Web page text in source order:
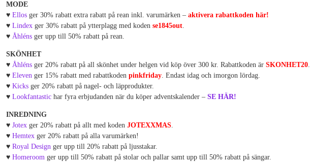
MODE
♥ Ellos ger 30% rabatt extra rabatt på rean inkl. varumärken – aktivera rabattkoden här!
♥ Lindex ger 30% rabatt på ytterplagg med koden se1845out.
♥ Åhléns ger upp till 50% rabatt på rean.
SKÖNHET
♥ Åhléns ger 20% rabatt på all skönhet under helgen vid köp över 300 kr. Rabattkoden är SKONHET20.
♥ Eleven ger 15% rabatt med rabattkoden pinkfriday. Endast idag och imorgon lördag.
♥ Kicks ger 20% rabatt på nagel- och läpprodukter.
♥ Lookfantastic har fyra erbjudanden när du köper adventskalender – SE HÄR!
INREDNING
♥ Jotex ger 20% rabatt på allt med koden JOTEXXMAS.
♥ Hemtex ger 20% rabatt på alla varumärken!
♥ Royal Design ger upp till 20% rabatt på ljusstakar.
♥ Homeroom ger upp till 50% rabatt på stolar och pallar samt upp till 50% rabatt på sängar.